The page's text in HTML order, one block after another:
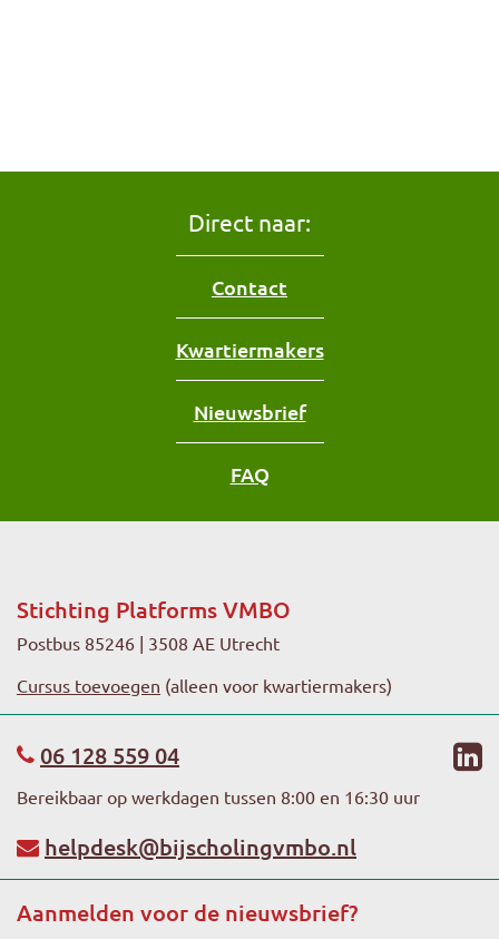
Direct naar:
Contact
Kwartiermakers
Nieuwsbrief
FAQ
Stichting Platforms VMBO
Postbus 85246 | 3508 AE Utrecht
Cursus toevoegen (alleen voor kwartiermakers)
06 128 559 04
Bereikbaar op werkdagen tussen 8:00 en 16:30 uur
helpdesk@bijscholingvmbo.nl
Aanmelden voor de nieuwsbrief?